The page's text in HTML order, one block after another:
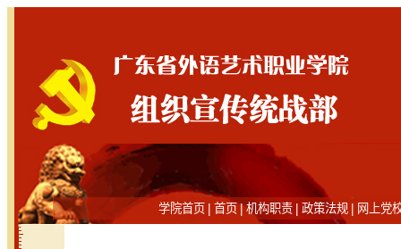
学院首页 | 首页 |机构职责 | 政策法规 | 网上党